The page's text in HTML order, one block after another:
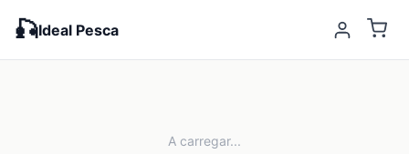
🎣Ideal Pesca
A carregar...